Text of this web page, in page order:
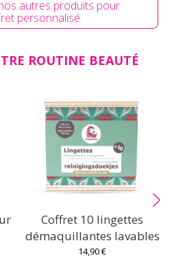
autres produits pour
personnalisé.
ROUTINE BEAUTÉ
Coffret 10 lingettes
démaquillantes lavables
14,90 €